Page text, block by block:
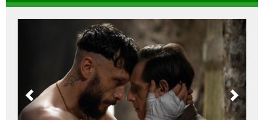
Previous Next